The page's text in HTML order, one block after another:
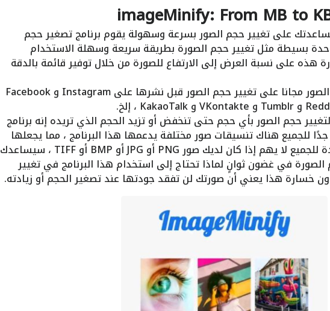
mageMinify: From MB to
على تغيير حجم الصور بسرعة وسهولة يقوم برنامج تصغير حجم
بسيطة مثل تغيير حجم الصورة بطريقة سريعة وسهلة الاستخدام
هذه على نسبة العرض إلى الارتفاع للصورة من خلال توفير قائمة بالدقة
يساعدك برنامج تصغير حجم الصور مجانا على تغيير حجم الصور قبل نشرها على Instagram و Facebook
حجم الصور بأي حجم حتى تنخفض أو تزيد الحجم الذي تريده إنه برنامج
للجميع هناك تنسيقات صور مختلفة يدعمها هذا البرنامج ، مما يجعلها
متعددة الاستخدامات ومفيدة للجميع لا يهم إذا كان لديك صور PNG أو JPG أو BMP أو TIFF ، سيساعدك
في غضون ثوانٍ لماذا تحتاج إلى استخدام هذا البرنامج في تغيير
خسارة هذا يعني أن صورتك لن تفقد جودتها عند تصغير الحجم أو زيادته.